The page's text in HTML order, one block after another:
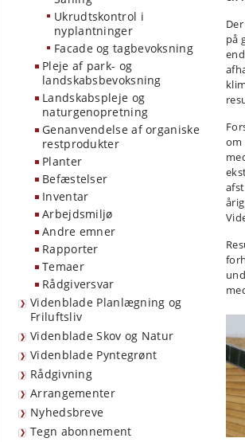
Ukrudtskontrol i
nyplantninger
Facade og tagbevoksning
Pleje af park- og
landskabsbevoksning
Landskabspleje og
naturgenopretning
Genanvendelse af organiske
restprodukter
Planter
Befæstelser
Inventar
Arbejdsmiljø
Andre emner
Rapporter
Temaer
Rådgiversvar
Videnblade Planlægning og
Friluftsliv
Videnblade Skov og Natur
Videnblade Pyntegrønt
Rådgivning
Arrangementer
Nyhedsbreve
Tegn abonnement
på
om